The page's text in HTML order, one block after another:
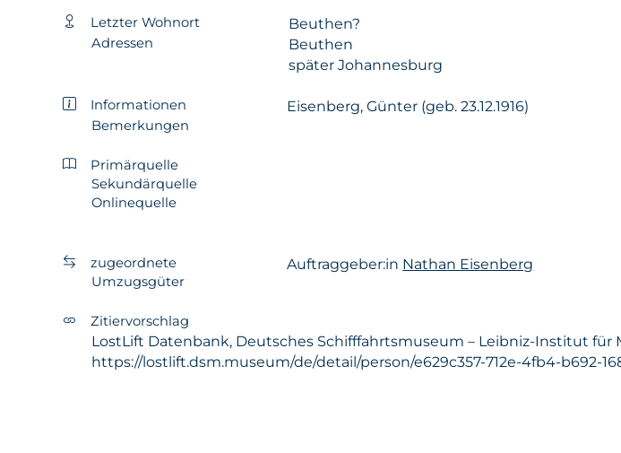
Letzter Wohnort Beuthen?
Adressen
Beuthen
später Johannesburg
Informationen Eisenberg, Günter (geb. 23.12.1916)
Bemerkungen
Primärquelle
Sekundärquelle
Onlinequelle
zugeordnete
Umzugsgüter
Auftraggeber:in Nathan Eisenberg
Zitiervorschlag
LostLift Datenbank, Deutsches Schifffahrtsmuseum – Leibniz-Institut für
https://lostlift.dsm.museum/de/detail/person/e629c357-712e-4fb4-b692-